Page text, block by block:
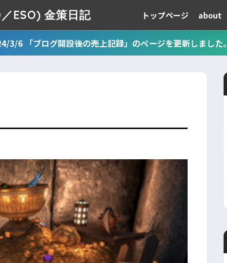
ESO) 金策日記 トップページ about
3/6 「ブログ開設後の売上記録」のページを更新しました。